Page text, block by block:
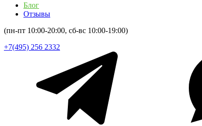
Блог
Отзывы
(пн-пт 10:00-20:00, сб-вс 10:00-19:00)
+7(495) 256 2332